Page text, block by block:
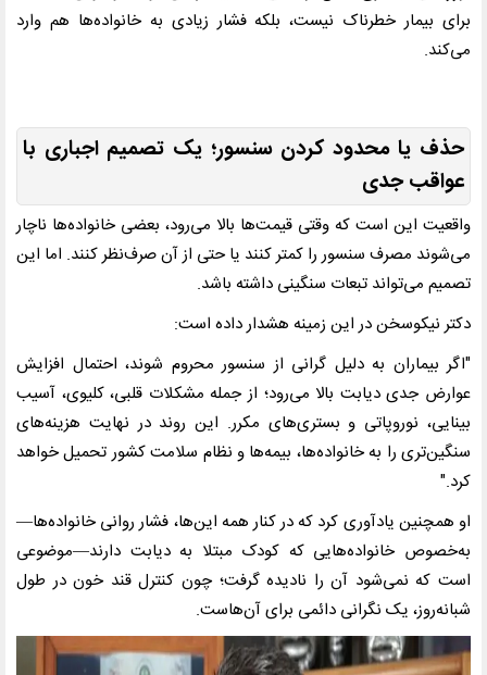
برای بیمار خطرناک نیست، بلکه فشار زیادی به خانواده‌ها هم وارد
می‌کند.
حذف یا محدود کردن سنسور؛ یک تصمیم اجباری با
عواقب جدی
واقعیت این است که وقتی قیمت‌ها بالا می‌رود، بعضی خانواده‌ها ناچار
می‌شوند مصرف سنسور را کمتر کنند یا حتی از آن صرف‌نظر کنند. اما این
تصمیم می‌تواند تبعات سنگینی داشته باشد.
دکتر نیکوسخن در این زمینه هشدار داده است:
"اگر بیماران به دلیل گرانی از سنسور محروم شوند، احتمال افزایش
عوارض جدی دیابت بالا می‌رود؛ از جمله مشکلات قلبی، کلیوی، آسیب
بینایی، نوروپاتی و بستری‌های مکرر. این روند در نهایت هزینه‌های
سنگین‌تری را به خانواده‌ها، بیمه‌ها و نظام سلامت کشور تحمیل خواهد
کرد."
او همچنین یادآوری کرد که در کنار همه این‌ها، فشار روانی خانواده‌ها—
به‌خصوص خانواده‌هایی که کودک مبتلا به دیابت دارند—موضوعی
است که نمی‌شود آن را نادیده گرفت؛ چون کنترل قند خون در طول
شبانه‌روز، یک نگرانی دائمی برای آن‌هاست.